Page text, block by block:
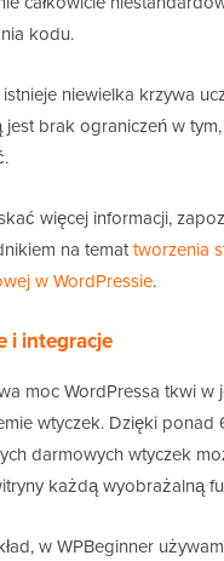
kodu.
niewielka krzywa
jest brak ograniczeń w
więcej informacji,
na temattworzenia
w WordPressie.
i integracje
moc WordPressa tkwi w
wtyczek. Dzięki ponad
darmowych wtyczek
każdą wyobrażalną
w WPBeginner